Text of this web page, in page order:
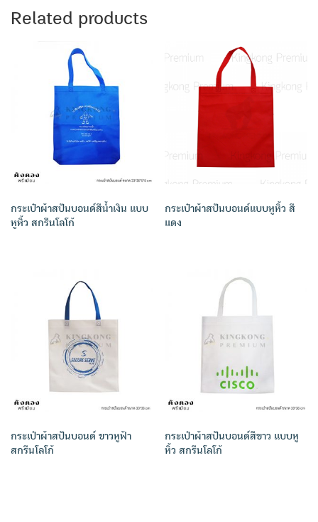
Related products
กระเป๋าผ้าสปันบอนด์สีน้ำเงิน แบบ
หูหิ้ว สกรีนโลโก้
กระเป๋าผ้าสปันบอนด์แบบหูหิ้ว สี
แดง
กระเป๋าผ้าสปันบอนด์ ขาวหูฟ้า
สกรีนโลโก้
กระเป๋าผ้าสปันบอนด์สีขาว แบบหู
หิ้ว สกรีนโลโก้